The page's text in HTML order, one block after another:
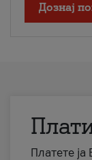
Дознај
Платете